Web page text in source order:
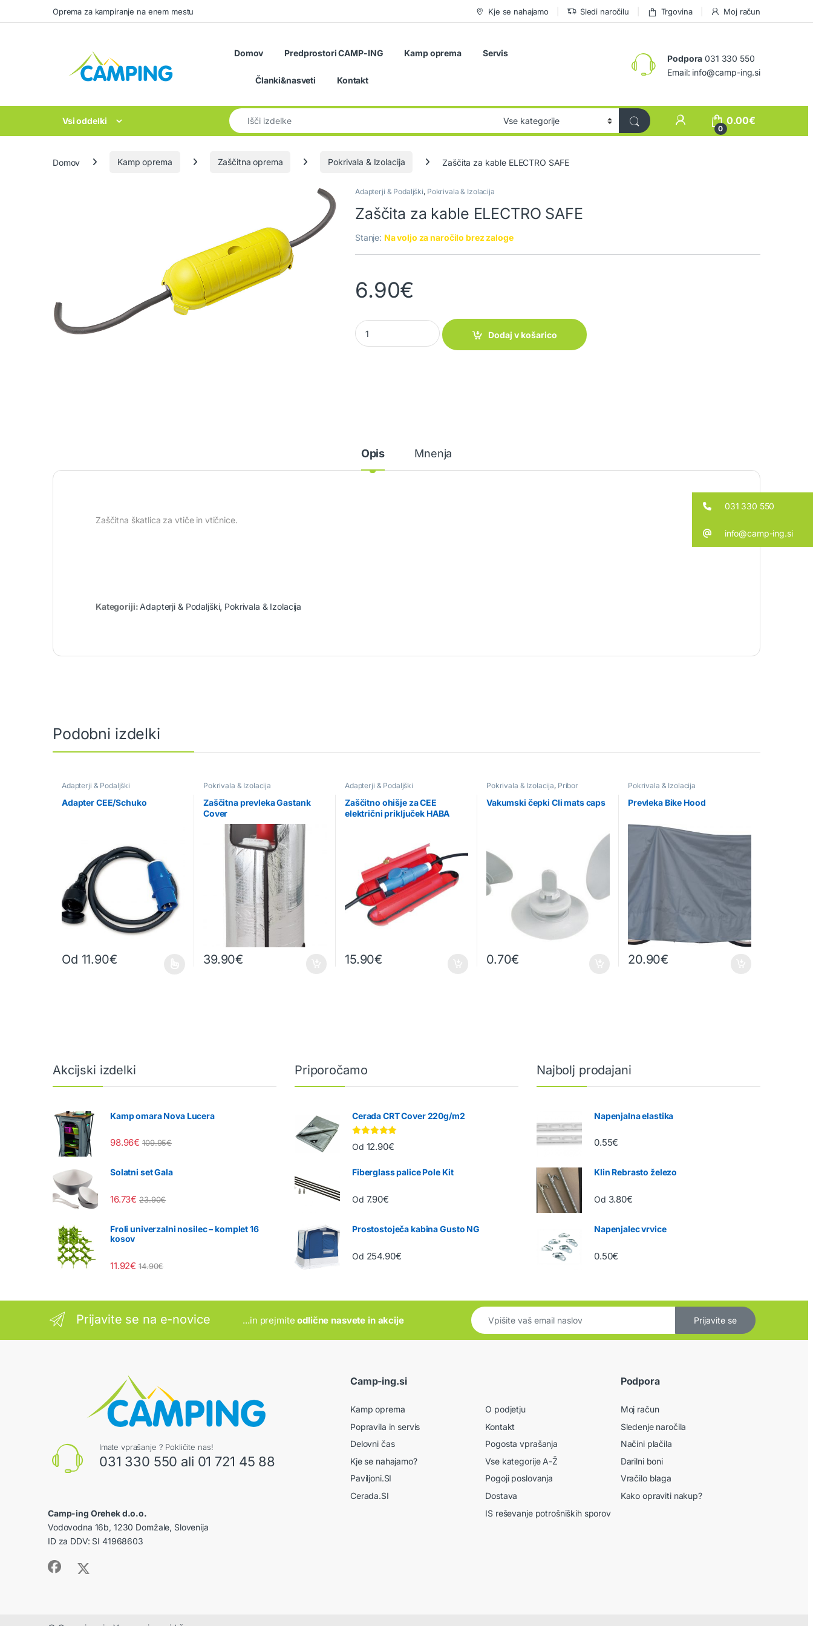
Skip to navigation
Skip to contentOprema za kampiranje na enem mestu Kje se nahajamo Sledi naročilu Trgovina Moj račun
Domov Predprostori CAMP-ING Kamp oprema Servis
Članki&nasveti Kontakt
Podpora 031 330 550
Email: info@camp-ing.si
Vsi oddelki
Search for:
0
0.00€
Domov Kamp oprema Zaščitna oprema Pokrivala & Izolacija Zaščita za kable ELECTRO SAFE
Adapterji & Podaljški, Pokrivala & Izolacija
Zaščita za kable ELECTRO SAFE
Stanje: Na voljo za naročilo brez zaloge
6.90€
Zaščita za kable ELECTRO SAFE quantity
Dodaj v košarico
Opis Mnenja
Zaščitna škatlica za vtiče in vtičnice.
Kategoriji: Adapterji & Podaljški, Pokrivala & Izolacija
Podobni izdelki
Adapterji & Podaljški
Adapter CEE/Schuko
Od 11.90€
Pokrivala & Izolacija
Zaščitna prevleka Gastank
Cover
39.90€
Adapterji & Podaljški
Zaščitno ohišje za CEE
električni priključek HABA
15.90€
Pokrivala & Izolacija, Pribor
Vakumski čepki Cli mats caps
0.70€
Pokrivala & Izolacija
Prevleka Bike Hood
20.90€
Akcijski izdelki
Kamp omara Nova Lucera
98.96€ 109.95€
Solatni set Gala
16.73€ 23.90€
Froli univerzalni nosilec – komplet 16
kosov
11.92€ 14.90€
Priporočamo
Cerada CRT Cover 220g/m2
Ocenjeno
5.00 od 5
Od 12.90€
Fiberglass palice Pole Kit
Od 7.90€
Prostostoječa kabina Gusto NG
Od 254.90€
Najbolj prodajani
Napenjalna elastika
0.55€
Klin Rebrasto železo
Od 3.80€
Napenjalec vrvice
0.50€
Prijavite se na e-novice ...in prejmiteodlične nasvete in akcije Prijavite se
Imate vprašanje ? Pokličite nas!
031 330 550 ali 01 721 45 88
Camp-ing Orehek d.o.o.
Vodovodna 16b, 1230 Domžale, Slovenija
ID za DDV: SI 41968603
Camp-ing.si
Kamp oprema
Popravila in servis
Delovni čas
Kje se nahajamo?
Paviljoni.SI
Cerada.SI
O podjetju
Kontakt
Pogosta vprašanja
Vse kategorije A-Ž
Pogoji poslovanja
Dostava
IS reševanje potrošniških sporov
Podpora
Moj račun
Sledenje naročila
Načini plačila
Darilni boni
Vračilo blaga
Kako opraviti nakup?
031 330 550
info@camp-ing.si